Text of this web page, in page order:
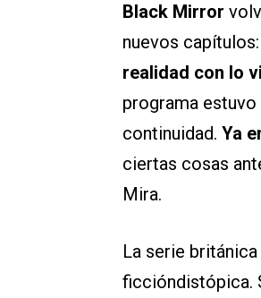
Black Mirror
nuevos
realidad con lo
programa
continuidad. Ya
ciertas cosas
Mira.
La serie
ficcióndistópica.